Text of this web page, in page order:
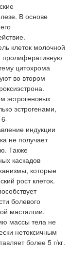
В основе
клеток молочной
цитохрома
во втором
эстрогеновых
эстрогенами,
индукции
не получает
Также
каскадов
которые
рост клеток.
болевого
масталгии.
массы тела не
нетоксичным
более 5 г/кг.